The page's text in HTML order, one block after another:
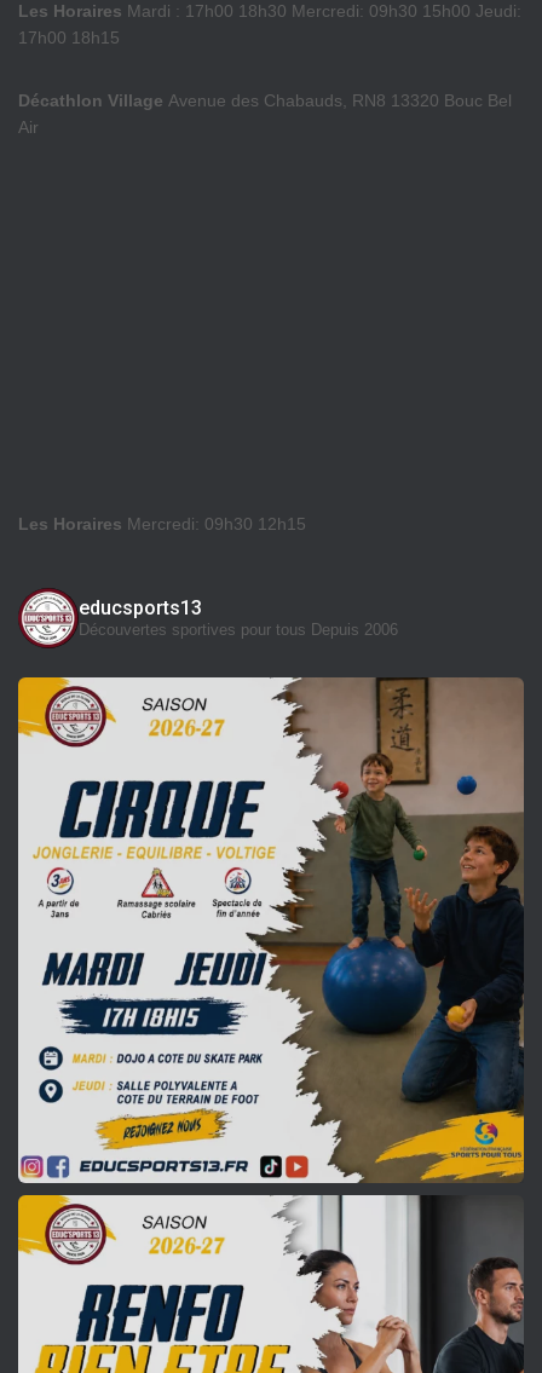
Les Horaires Mardi : 17h00 18h30 Mercredi: 09h30 15h00 Jeudi:
17h00 18h15
Décathlon Village Avenue des Chabauds, RN8 13320 Bouc Bel
Air
Les Horaires Mercredi: 09h30 12h15
educsports13
Découvertes sportives pour tous Depuis 2006